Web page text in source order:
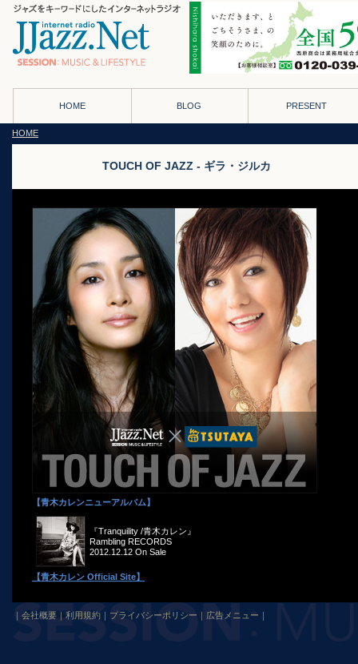
HOME BLOG PRESENT
HOME
TOUCH OF JAZZ - ギラ・ジルカ
【青木カレンニューアルバム】
『Tranquility /青木カレン』
Rambling RECORDS
2012.12.12 On Sale
【青木カレン Official Site】
｜ 会社概要 ｜ 利用規約 ｜ プライバシーポリシー ｜ 広告メニュー ｜